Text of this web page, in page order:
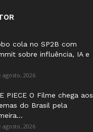
cola no SP2B com
sobre influência, IA e
agosto, 2026
PIECE O Filme chega aos
do Brasil pela
agosto, 2026